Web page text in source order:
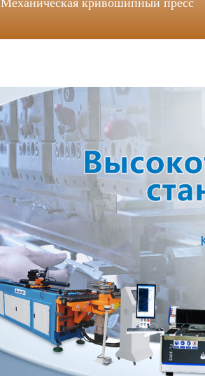
Механическая кривошипный пресс